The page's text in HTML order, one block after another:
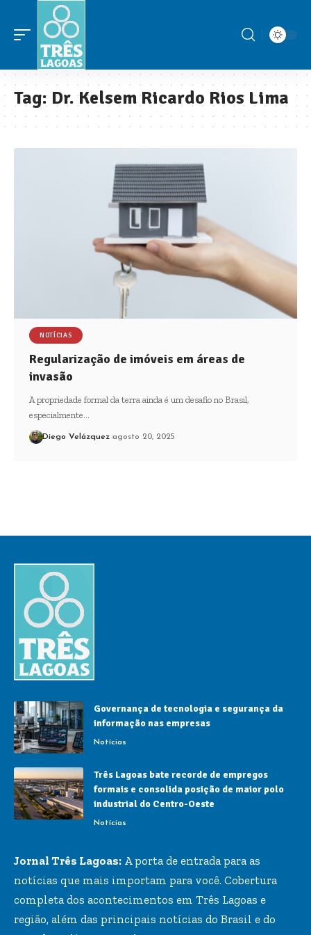
Tag: Dr. Kelsem Ricardo Rios Lima
NOTÍCIAS
Regularização de imóveis em áreas de
invasão
A propriedade formal da terra ainda é um desafio no Brasil,
especialmente…
Diego Velázquez agosto 20, 2025
Governança de tecnologia e segurança da
informação nas empresas
Notícias
Três Lagoas bate recorde de empregos
formais e consolida posição de maior polo
industrial do Centro-Oeste
Notícias
Jornal Três Lagoas: A porta de entrada para as
notícias que mais importam para você. Cobertura
completa dos acontecimentos em Três Lagoas e
região, além das principais notícias do Brasil e do